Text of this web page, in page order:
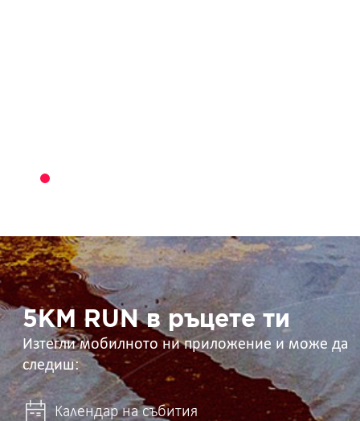
5KM
RUN
в
ръцете
ти 5KM RUN в ръцете ти
Изтегли мобилното ни приложение и може да
следиш:
Календар на събития